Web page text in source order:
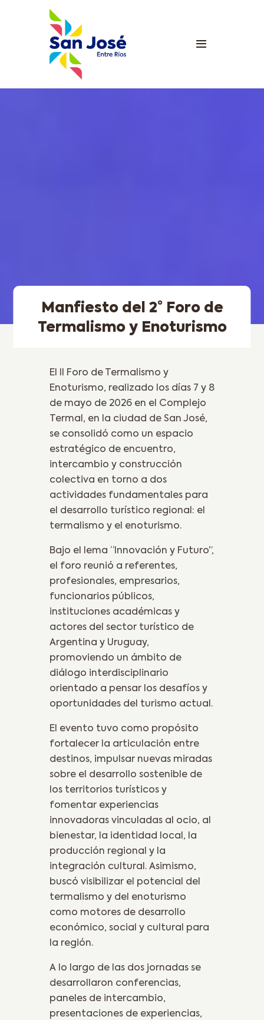
Manfiesto del 2° Foro de
Termalismo y Enoturismo
El II Foro de Termalismo y
Enoturismo, realizado los días 7 y 8
de mayo de 2026 en el Complejo
Termal, en la ciudad de San José,
se consolidó como un espacio
estratégico de encuentro,
intercambio y construcción
colectiva en torno a dos
actividades fundamentales para
el desarrollo turístico regional: el
termalismo y el enoturismo.
Bajo el lema “Innovación y Futuro”,
el foro reunió a referentes,
profesionales, empresarios,
funcionarios públicos,
instituciones académicas y
actores del sector turístico de
Argentina y Uruguay,
promoviendo un ámbito de
diálogo interdisciplinario
orientado a pensar los desafíos y
oportunidades del turismo actual.
El evento tuvo como propósito
fortalecer la articulación entre
destinos, impulsar nuevas miradas
sobre el desarrollo sostenible de
los territorios turísticos y
fomentar experiencias
innovadoras vinculadas al ocio, al
bienestar, la identidad local, la
producción regional y la
integración cultural. Asimismo,
buscó visibilizar el potencial del
termalismo y del enoturismo
como motores de desarrollo
económico, social y cultural para
la región.
A lo largo de las dos jornadas se
desarrollaron conferencias,
paneles de intercambio,
presentaciones de experiencias,